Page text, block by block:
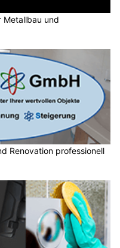
Metallbau und
Renovation professionell